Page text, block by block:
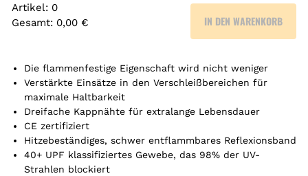
Artikel: 0
Gesamt: 0,00 €
r
t
k
e
l
.
IN DEN WARENKORB
Die flammenfestige Eigenschaft wird nicht weniger
Verstärkte Einsätze in den Verschleißbereichen für
maximale Haltbarkeit
Dreifache Kappnähte für extralange Lebensdauer
CE zertifiziert
Hitzebeständiges, schwer entflammbares Reflexionsband
40+ UPF klassifiziertes Gewebe, das 98% der UV-
Strahlen blockiert